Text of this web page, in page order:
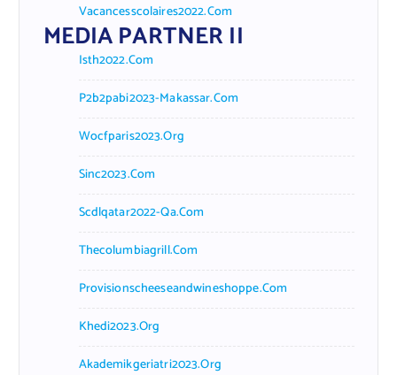
Vacancesscolaires2022.com
MEDIA PARTNER II
Isth2022.com
P2b2pabi2023-Makassar.com
Wocfparis2023.org
Sinc2023.com
Scdlqatar2022-Qa.com
Thecolumbiagrill.com
Provisionscheeseandwineshoppe.com
Khedi2023.org
Akademikgeriatri2023.org